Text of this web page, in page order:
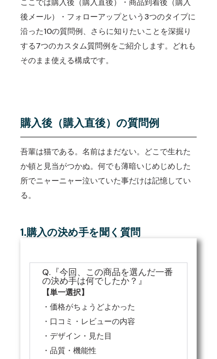
ここでは購入後（購入直後）・商品到着後（購入
後メール）・フォローアップという3つのタイプに
沿った10の質問例、さらに知りたいことを深掘り
する7つのカスタム質問例をご紹介します。どれも
そのまま使える構成です。
購入後（購入直後）の質問例
吾輩は猫である。名前はまだない。どこで生れた
か頓と見当がつかぬ。何でも薄暗いじめじめした
所でニャーニャー泣いていた事だけは記憶してい
る。
1.購入の決め手を聞く質問
Q.『今回、この商品を選んだ一番
の決め手は何でしたか？』
【単一選択】
・価格がちょうどよかった
・口コミ・レビューの内容
・デザイン・見た目
・品質・機能性